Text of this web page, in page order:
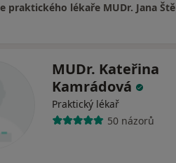
praktického lékaře MUDr. Jana
MUDr. Kateřina
Kamrádová
Praktický lékař
50 názorů